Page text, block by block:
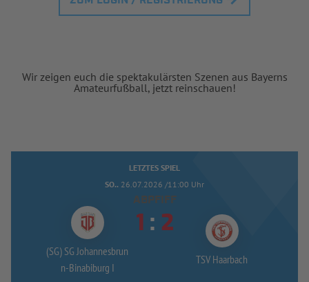
Wir zeigen euch die spektakulärsten Szenen aus Bayerns
Amateurfußball, jetzt reinschauen!
LETZTES SPIEL
SO.. 26.07.2026 /11:00 Uhr
ABPFIFF
(SG) SG Johannesbrun
n-Binabiburg I
 : 
TSV Haarbach